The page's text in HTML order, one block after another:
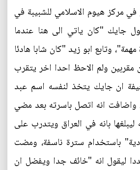
مركز هيوم الاسلامي للشبيبة في
جايك "كان ياتي الى هنا عندما
وتابع ابو زيد "كان شابا هادئا
مقربين ولم الاحظ احدا اخر يتقرب
ان جايك يتخذ لنفسه اسم عبد
واضافت انه اتصل باسرته بعد مضي
بانه في العراق ويتدرب على
باستخدام سترة ناسفة، ومضت
ليقول انه "خائف جدا ويفضل ان